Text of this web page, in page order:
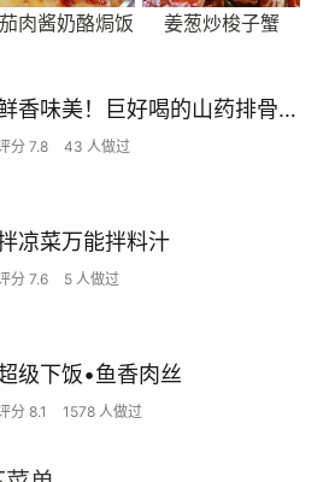
肉酱奶酪焗饭 姜葱炒梭子蟹
鲜香味美！巨好喝的山药排骨汤！！
分 7.8 43 人做过
凉菜万能拌料汁
分 7.6 5 人做过
级下饭•鱼香肉丝
分 8.1 1578 人做过